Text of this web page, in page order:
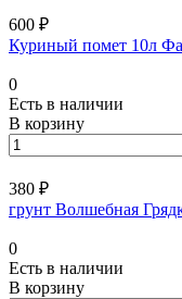
600 ₽
Куриный помет 10л
0
Есть в наличии
В корзину
380 ₽
грунт Волшебная
0
Есть в наличии
В корзину